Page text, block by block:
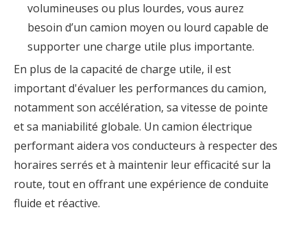
volumineuses ou plus lourdes, vous aurez
besoin d’un camion moyen ou lourd capable de
supporter une charge utile plus importante.
En plus de la capacité de charge utile, il est
important d'évaluer les performances du camion,
notamment son accélération, sa vitesse de pointe
et sa maniabilité globale. Un camion électrique
performant aidera vos conducteurs à respecter des
horaires serrés et à maintenir leur efficacité sur la
route, tout en offrant une expérience de conduite
fluide et réactive.